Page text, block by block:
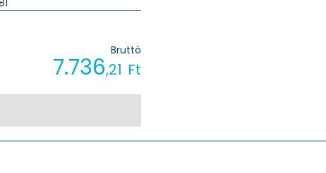
Bruttó
7.736,21 Ft